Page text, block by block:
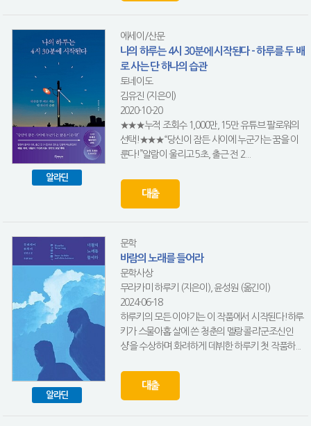
알라딘
에세이/산문
나의 하루는 4시 30분에 시작된다 - 하루를 두 배
로 사는 단 하나의 습관
토네이도
김유진 (지은이)
2020-10-20
★★★누적 조회수 1,000만, 15만 유튜브 팔로워의
선택!★★★“당신이 잠든 사이에 누군가는 꿈을 이
룬다!”알람이 울리고 5초, 출근 전 2...
대출
알라딘
문학
바람의 노래를 들어라
문학사상
무라카미 하루키 (지은이), 윤성원 (옮긴이)
2024-06-18
하루키의 모든 이야기는 이 작품에서 시작된다!하루
키가 스물아홉 살에 쓴 청춘의 멜랑콜리‘군조신인
상’을 수상하며 화려하게 데뷔한 하루키 첫 작품하...
대출